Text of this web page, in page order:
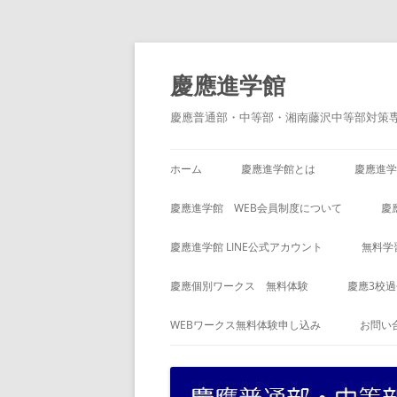
コ
テ
ン
ツ
へ
ス
慶應進学館
慶應普通部・中等部・湘南藤沢中等部対
ホーム 慶應進学館とは 慶應進
慶應進学館 WEB会員制度について 慶
慶應進学館 LINE公式アカウント 無料学
慶應個別ワークス 無料体験 慶應3校
WEBワークス無料体験申し込み お問い